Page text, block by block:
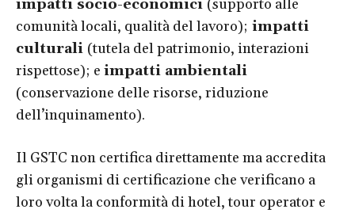
impatti socio-economici (supporto alle
comunità locali, qualità del lavoro); impatti
culturali (tutela del patrimonio, interazioni
rispettose); e impatti ambientali
(conservazione delle risorse, riduzione
dell’inquinamento).
Il GSTC non certifica direttamente ma accredita
gli organismi di certificazione che verificano a
loro volta la conformità di hotel, tour operator e